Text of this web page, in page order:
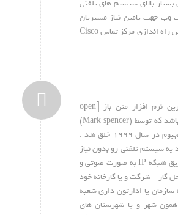
بسیار بالای سیستم های تلفنی
جهت تامین نیاز مشتریان
اقدام به ارائه سرویس راه اندازی مرکز تماس Cisco
استریسک محبوب ترین نرم افزار متن باز [open
source] لینوکسی میباشد که توسط (Mark spencer)
مدیر عامل شرکت دیجیوم در سال ۱۹۹۹ خلق شد .
یه سیستم تلفنی رو بدون نیاز
به دستگاه تلفن از طریق شبکه IP به صورت صوتی و
کار – شرکت و یا کارخانه خود
سازمان یا ادارتون داری شعبه
شهر و یا شهرستان های